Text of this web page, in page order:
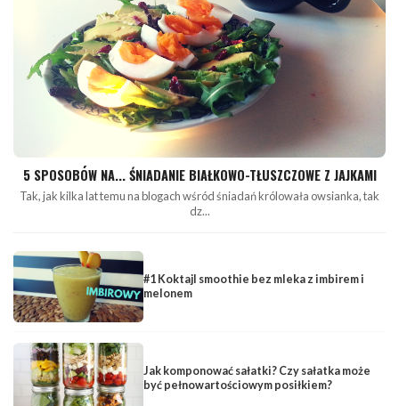
5 SPOSOBÓW NA... ŚNIADANIE BIAŁKOWO-TŁUSZCZOWE Z JAJKAMI
Tak, jak kilka lat temu na blogach wśród śniadań królowała owsianka, tak
dz...
#1 Koktajl smoothie bez mleka z imbirem i
melonem
Jak komponować sałatki? Czy sałatka może
być pełnowartościowym posiłkiem?